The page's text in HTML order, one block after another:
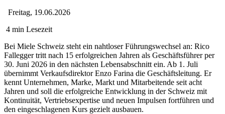
Freitag, 19.06.2026
4 min Lesezeit
Bei Miele Schweiz steht ein nahtloser Führungswechsel an: Rico
Fallegger tritt nach 15 erfolgreichen Jahren als Geschäftsführer per
30. Juni 2026 in den nächsten Lebensabschnitt ein. Ab 1. Juli
übernimmt Verkaufsdirektor Enzo Farina die Geschäftsleitung. Er
kennt Unternehmen, Marke, Markt und Mitarbeitende seit acht
Jahren und soll die erfolgreiche Entwicklung in der Schweiz mit
Kontinuität, Vertriebsexpertise und neuen Impulsen fortführen und
den eingeschlagenen Kurs gezielt ausbauen.